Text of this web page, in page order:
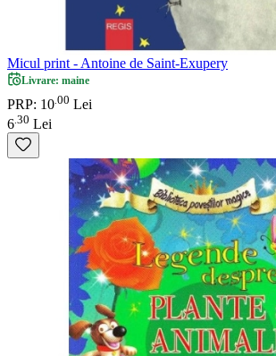
Micul print - Antoine de Saint-Exupery
Livrare: maine
PRP: 10 00 Lei
6 30 Lei